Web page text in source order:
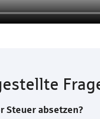
Steuer absetzen?